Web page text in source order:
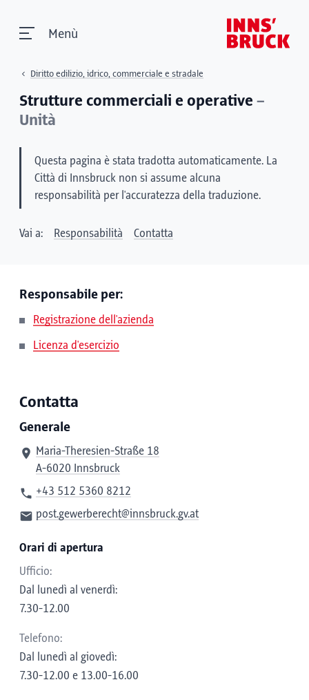
Menù
Diritto edilizio, idrico, commerciale e stradale
Strutture commerciali e operative –
Unità
Questa pagina è stata tradotta automaticamente. La
Città di Innsbruck non si assume alcuna
responsabilità per l'accuratezza della traduzione.
Vai a: Responsabilità Contatta
Responsabile per:
Registrazione dell'azienda
Licenza d'esercizio
Contatta
Generale
Maria-Theresien-Straße 18
A-6020 Innsbruck
+43 512 5360 8212
post.gewerberecht@innsbruck.gv.at
Orari di apertura
Ufficio:
Dal lunedì al venerdì:
7.30-12.00
Telefono:
Dal lunedì al giovedì:
7.30-12.00 e 13.00-16.00